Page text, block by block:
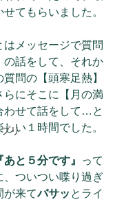
リ
てもらいました。
メッセージで質問
の話をして、それか
問の【頭寒足熱】
にそこに【月の満
わせて話をして…と
い１時間でした。
あと５分です』
って
、ついつい喋り過ぎ
が来てバサッ とライ